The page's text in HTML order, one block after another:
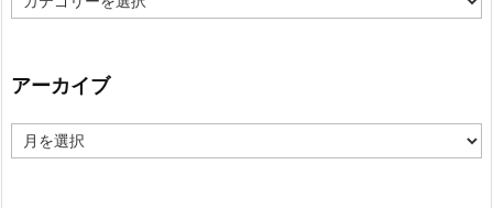
テ
ー
アーカイブ
ー